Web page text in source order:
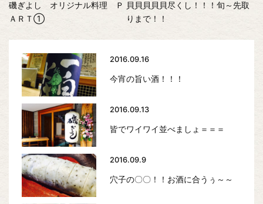
磯ぎよし オリジナル料理 Ｐ
ＡＲＴ①
貝貝貝貝貝尽くし！！！旬～先取
りまで！！
2016.09.16
今宵の旨い酒！！！
2016.09.13
皆でワイワイ並べましょ＝＝＝
2016.09.9
穴子の〇〇！！お酒に合うぅ～～